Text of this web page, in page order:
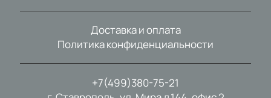
+7(499)380-75-21
Доставка и оплата
Политика конфиденциальности